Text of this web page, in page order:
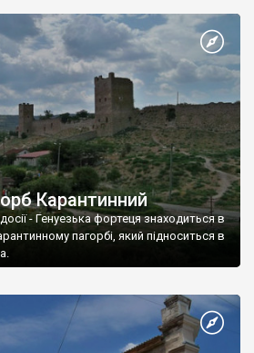
Карантинний
- Генуезька фортеця знаходиться в
пагорбі, який підноситься в